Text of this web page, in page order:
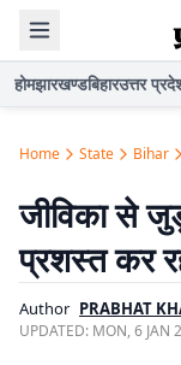
होमझारखण्डबिहारउत्तर
Home State Bihar
जीविका से
प्रशस्त कर
Author PRABHAT
UPDATED: MON, 6 JAN